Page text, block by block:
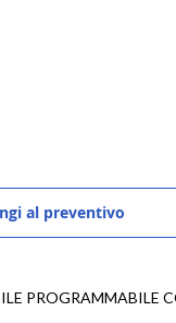
al preventivo
PROGRAMMABILE